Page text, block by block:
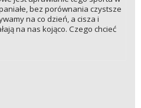
bez porównania czystsze
na co dzień, a cisza i
na nas kojąco. Czego chcieć